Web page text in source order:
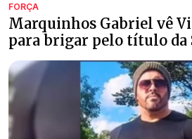
FORÇA
Marquinhos Gabriel vê
para brigar pelo título da